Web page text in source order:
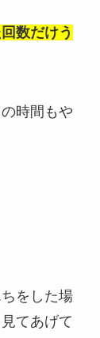
数だけう
時間もや
をした場
てあげて